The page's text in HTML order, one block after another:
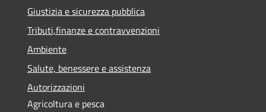
Giustizia e sicurezza pubblica
Tributi,finanze e contravvenzioni
Ambiente
Salute, benessere e assistenza
Autorizzazioni
Agricoltura e pesca